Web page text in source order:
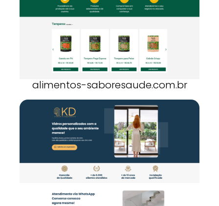
alimentos-saboresaude.com.br